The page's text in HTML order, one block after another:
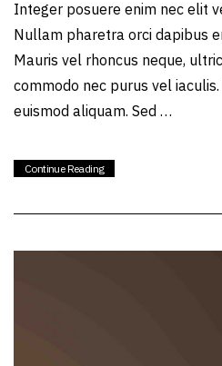
Integer posuere enim nec elit
Nullam pharetra orci dapibus
Mauris vel rhoncus neque,
commodo nec purus vel
euismod aliquam. Sed …
Continue Reading